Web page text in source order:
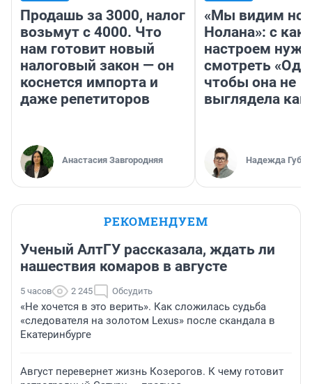
Продашь за 3000, налог
возьмут с 4000. Что
нам готовит новый
налоговый закон — он
коснется импорта и
даже репетиторов
Анастасия Завгородняя
«Мы видим
Нолана»: с
настроем
смотреть
чтобы она не
выглядела как
Надежда
РЕКОМЕНДУЕМ
Ученый АлтГУ рассказала, ждать ли
нашествия комаров в августе
5 часов 2 245 Обсудить
«Не хочется в это верить». Как сложилась судьба
«следователя на золотом Lexus» после скандала в
Екатеринбурге
Август перевернет жизнь Козерогов. К чему готовит